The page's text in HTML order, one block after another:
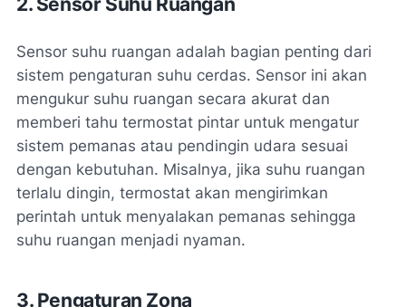
Sensor suhu ruangan adalah bagian penting dari
sistem pengaturan suhu cerdas. Sensor ini akan
mengukur suhu ruangan secara akurat dan
memberi tahu termostat pintar untuk mengatur
sistem pemanas atau pendingin udara sesuai
dengan kebutuhan. Misalnya, jika suhu ruangan
terlalu dingin, termostat akan mengirimkan
perintah untuk menyalakan pemanas sehingga
suhu ruangan menjadi nyaman.
3. Pengaturan Zona